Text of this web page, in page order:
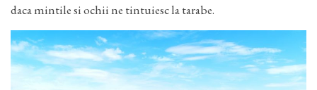
daca mintile si ochii ne tintuiesc la tarabe.